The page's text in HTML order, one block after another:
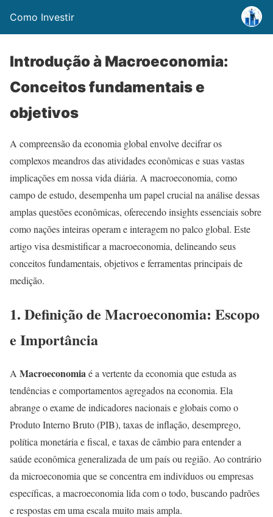
Como Investir
Introdução à Macroeconomia:
Conceitos fundamentais e
objetivos
A compreensão da economia global envolve decifrar os
complexos meandros das atividades econômicas e suas vastas
implicações em nossa vida diária. A macroeconomia, como
campo de estudo, desempenha um papel crucial na análise dessas
amplas questões econômicas, oferecendo insights essenciais sobre
como nações inteiras operam e interagem no palco global. Este
artigo visa desmistificar a macroeconomia, delineando seus
conceitos fundamentais, objetivos e ferramentas principais de
medição.
1. Definição de Macroeconomia: Escopo
e Importância
A Macroeconomiaé a vertente da economia que estuda as
tendências e comportamentos agregados na economia. Ela
abrange o exame de indicadores nacionais e globais como o
Produto Interno Bruto (PIB), taxas de inflação, desemprego,
política monetária e fiscal, e taxas de câmbio para entender a
saúde econômica generalizada de um país ou região. Ao contrário
da microeconomia que se concentra em indivíduos ou empresas
específicas, a macroeconomia lida com o todo, buscando padrões
e respostas em uma escala muito mais ampla.